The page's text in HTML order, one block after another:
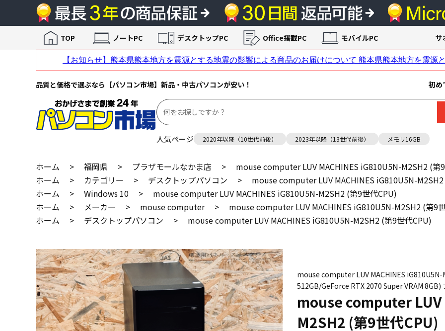
品質と価格で選ぶなら【パソコン市場】新品・中古パソコンが安い！ 初め
人気ページ 2020年以降（10世代前後） 2023年以降（13世代前後） メモリ16GB
TOP ノートPC デスクトップPC Office搭載PC モバイルPC サ
ホーム > 福岡県 > プラザモールなかま店 >
mouse computer LUV MACHINES iG810U5N-M2SH2 (第
ホーム
> カテゴリー > デスクトップパソコン >
mouse computer LUV MACHINES iG810U5N-
ホーム
> Windows 10 >
mouse computer LUV MACHINES iG810U5N-M2SH2 (第9世代CPU)
ホーム
> メーカー > mouse computer >
mouse computer LUV MACHINES iG810U5N-M2SH2 (第9
ホーム
> デスクトップパソコン > mouse computer LUV MACHINES iG810U5N-M2SH2 (第9世代CPU)
mouse computer LUV MACHINES iG810U5N-
512GB/GeForce RTX 2070 Super VRAM 8GB)
mouse computer
M2SH2 (第9世代CPU)